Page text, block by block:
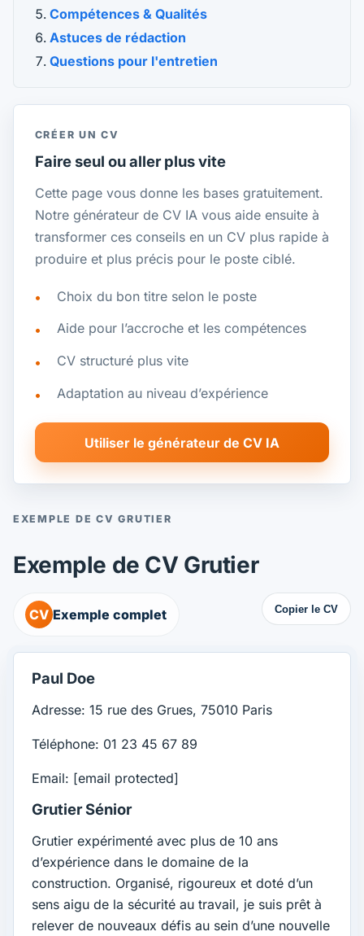
EXEMPLE DE CV GRUTIER
Exemple de CV Grutier
CV Exemple complet Copier le CV
Paul Doe
Adresse: 15 rue des Grues, 75010 Paris
Téléphone: 01 23 45 67 89
Email: [email protected]
Grutier Sénior
Grutier expérimenté avec plus de 10 ans
d’expérience dans le domaine de la
construction. Organisé, rigoureux et doté d’un
sens aigu de la sécurité au travail, je suis prêt à
relever de nouveaux défis au sein d’une nouvelle
Compétences & Qualités
Astuces de rédaction
Questions pour l'entretien
CRÉER UN CV
Faire seul ou aller plus vite
Cette page vous donne les bases gratuitement.
Notre générateur de CV IA vous aide ensuite à
transformer ces conseils en un CV plus rapide à
produire et plus précis pour le poste ciblé.
Choix du bon titre selon le poste
Aide pour l’accroche et les compétences
CV structuré plus vite
Adaptation au niveau d’expérience
Utiliser le générateur de CV IA